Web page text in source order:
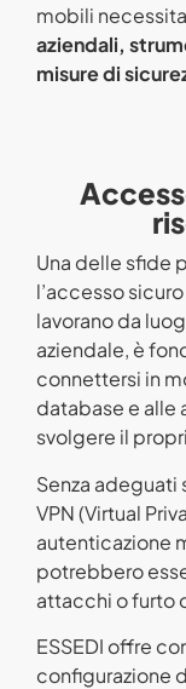
mobili
aziendali,
misure di
Una delle sfide
l’accesso
lavorano da
aziendale, è
connettersi in
database e alle
svolgere il
Senza
VPN (Virtual
autenticazione
potrebbero
attacchi o furto
ESSEDI offre
configurazione